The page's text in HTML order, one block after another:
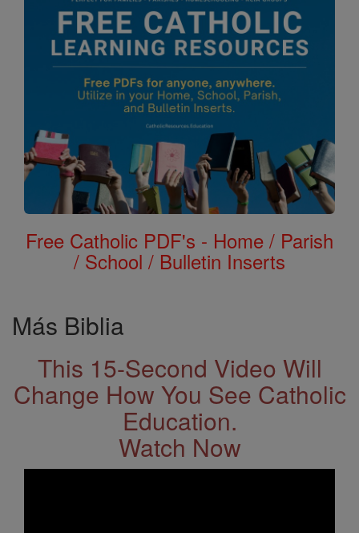
Free Catholic PDF's - Home / Parish
/ School / Bulletin Inserts
Más Biblia
This 15-Second Video Will
Change How You See Catholic
Education.
Watch Now